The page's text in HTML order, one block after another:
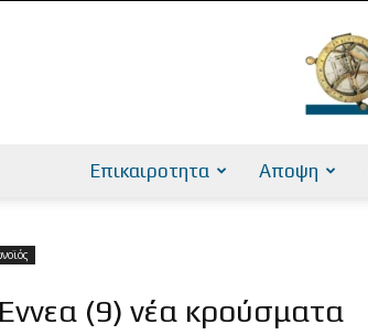
Επικαιροτητα Αποψη
(9) νέα κρούσματα